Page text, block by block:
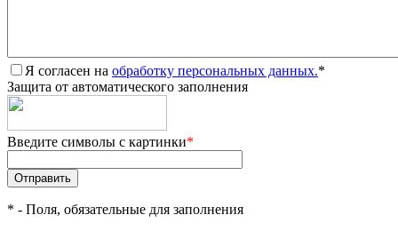
Я согласен на обработку персональных данных.*
Защита от автоматического заполнения
Введите символы с картинки*
* - Поля, обязательные для заполнения